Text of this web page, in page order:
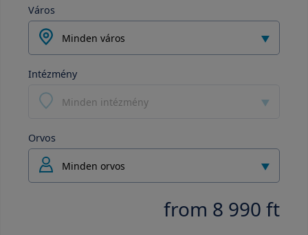
Város
Minden város
Intézmény
Minden intézmény
Orvos
Minden orvos
from 8 990 ft